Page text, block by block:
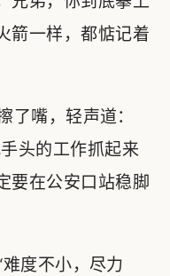
箭一样，都惦记着
嘴，轻声道：
头的工作抓起来
要在公安口站稳脚
度不小，尽力